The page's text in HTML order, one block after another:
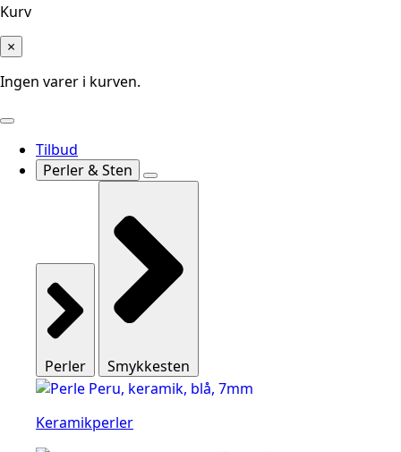
Kurv
×
Ingen varer i kurven.
Tilbud
Perler & Sten
Perler Smykkesten
Keramikperler